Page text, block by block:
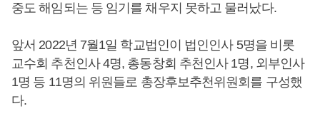
중도 해임되는 등 임기를 채우지 못하고 물러났다.
앞서 2022년 7월1일 학교법인이 법인인사 5명을 비롯
교수회 추천인사 4명, 총동창회 추천인사 1명, 외부인사
1명 등 11명의 위원들로 총장후보추천위원회를 구성했
다.